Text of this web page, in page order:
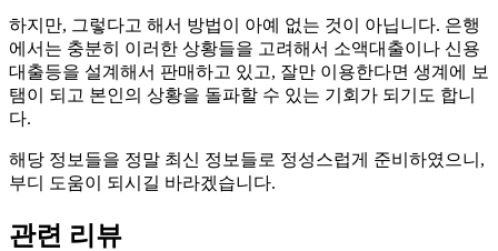
하지만, 그렇다고 해서 방법이 아예 없는 것이 아닙니다. 은행
에서는 충분히 이러한 상황들을 고려해서 소액대출이나 신용
대출등을 설계해서 판매하고 있고, 잘만 이용한다면 생계에 보
탬이 되고 본인의 상황을 돌파할 수 있는 기회가 되기도 합니
다.
해당 정보들을 정말 최신 정보들로 정성스럽게 준비하였으니,
부디 도움이 되시길 바라겠습니다.
관련 리뷰